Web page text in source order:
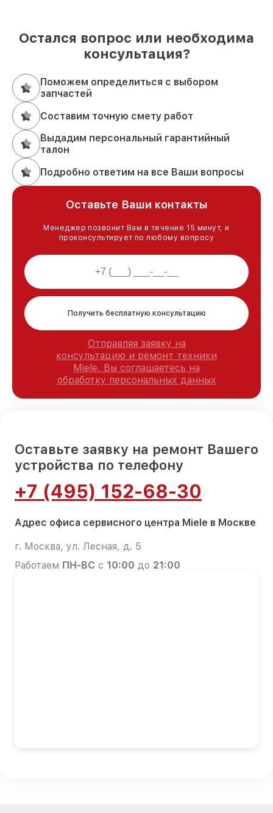
Остался вопрос или необходима
консультация?
Поможем определиться с выбором
запчастей
Составим точную смету работ
Выдадим персональный гарантийный
талон
Подробно ответим на все Ваши вопросы
Оставьте Ваши контакты
Менеджер позвонит Вам в течение 15 минут, и
проконсультирует по любому вопросу
Получить бесплатную консультацию
Отправляя заявку на
консультацию и ремонт техники
Miele, Вы соглашаетесь на
обработку персональных данных
Оставьте заявку на ремонт Вашего
устройства по телефону
+7 (495) 152-68-30
Адрес офиса сервисного центра Miele в Москве
г. Москва, ул. Лесная, д. 5
Работаем ПН-ВС с 10:00 до 21:00